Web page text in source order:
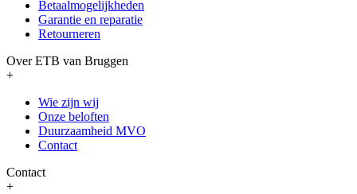
Betaalmogelijkheden
Garantie en reparatie
Retourneren
Over ETB van Bruggen
+
Wie zijn wij
Onze beloften
Duurzaamheid MVO
Contact
Contact
+